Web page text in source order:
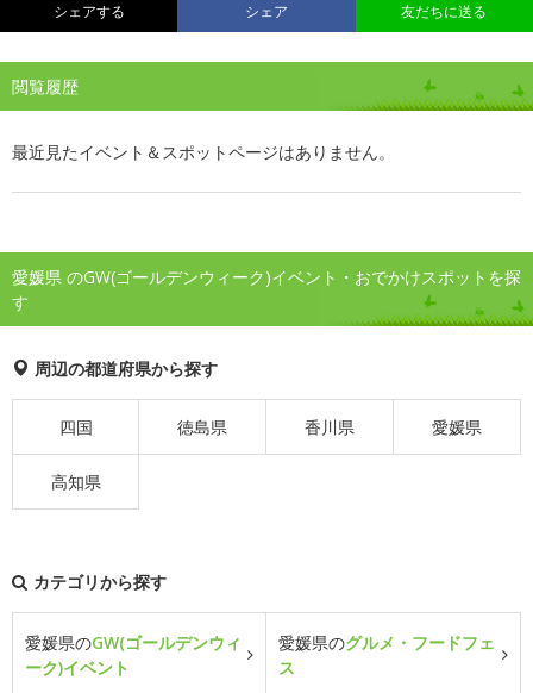
シェアする シェア 友だちに送る
閲覧履歴
最近見たイベント＆スポットページはありません。
愛媛県 のGW(ゴールデンウィーク)イベント・おでかけスポットを探
す
周辺の都道府県から探す
四国 徳島県 香川県 愛媛県
高知県
カテゴリから探す
愛媛県のGW(ゴールデンウィ
ーク)イベント
愛媛県のグルメ・フードフェ
ス